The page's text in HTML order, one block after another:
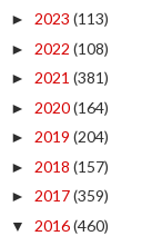
► 2023 (113)
► 2022 (108)
► 2021 (381)
► 2020(164)
► 2019 (204)
► 2018 (157)
► 2017(359)
▼ 2016(460)